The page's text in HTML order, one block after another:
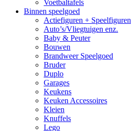
Voetbaltafels
Binnen speelgoed
Actiefiguren + Speelfiguren
Auto’s/Vliegtuigen enz.
Baby & Peuter
Bouwen
Brandweer Speelgoed
Bruder
Duplo
Garages
Keukens
Keuken Accessoires
Kleien
Knuffels
Lego